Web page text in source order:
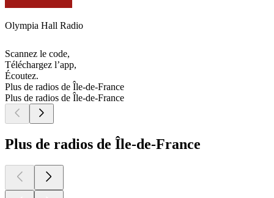
Olympia Hall Radio
Scannez le code,
Téléchargez l’app,
Écoutez.
Plus de radios de Île-de-France
Plus de radios de Île-de-France
Plus de radios de Île-de-France